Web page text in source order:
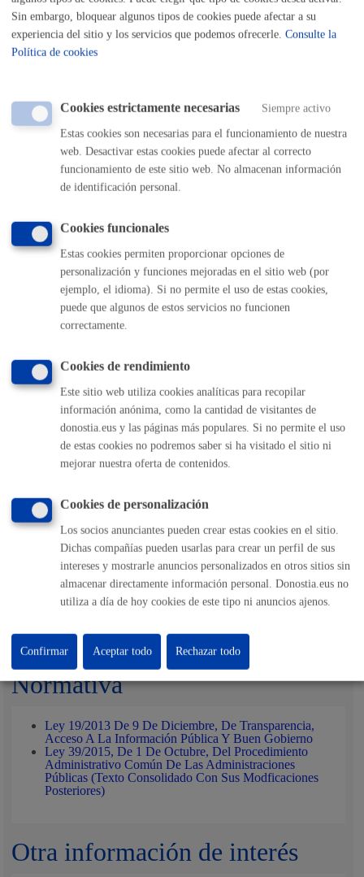
Tasas por Servicios y Actividades Municipales
**Anexo a regir desde el 1 de enero de 2026
Informes en general: 45,94
Informes simples: 22,97€
coste del estudio)
Estas tasas son aplicables en caso de solicitar la
elaboración de informes municipales sobre intervenciones
en conflictos de índole civil o realizados a requerimiento de
los ciudadanos en beneficio particular
Plazo de resolución y sentido
del silencio
Plazo estimado:1 mes
Pasos del procedimiento
Registro de la solicitud y documentación
Confirmación de existencia de informe
correspondiente
Remisión del informe a la persona solicitante
Responsable de la tramitación
Normativa
Ley 19/2013 De 9 De Diciembre, De Transparencia,
Acceso A La Información Pública Y Buen Gobierno
Ley 39/2015, De 1 De Octubre, Del Procedimiento
Administrativo Común De Las Administraciones
Públicas (Texto Consolidado Con Sus Modficaciones
Posteriores)
Otra información de interés
Sin embargo, bloquear algunos tipos de cookies puede afectar a su
experiencia del sitio y los servicios que podemos ofrecerle. Consulte la
Política de cookies
Cookies estrictamente necesarias Siempre activo
Estas cookies son necesarias para el funcionamiento de nuestra
web. Desactivar estas cookies puede afectar al correcto
funcionamiento de este sitio web. No almacenan información
de identificación personal.
Cookies funcionales
Estas cookies permiten proporcionar opciones de
personalización y funciones mejoradas en el sitio web (por
ejemplo, el idioma). Si no permite el uso de estas cookies,
puede que algunos de estos servicios no funcionen
correctamente.
Cookies de rendimiento
Este sitio web utiliza cookies analíticas para recopilar
información anónima, como la cantidad de visitantes de
donostia.eus y las páginas más populares. Si no permite el uso
de estas cookies no podremos saber si ha visitado el sitio ni
mejorar nuestra oferta de contenidos.
Cookies de personalización
Los socios anunciantes pueden crear estas cookies en el sitio.
Dichas compañías pueden usarlas para crear un perfil de sus
intereses y mostrarle anuncios personalizados en otros sitios sin
almacenar directamente información personal. Donostia.eus no
utiliza a día de hoy cookies de este tipo ni anuncios ajenos.
Rechazar todo
Confirmar Aceptar todo